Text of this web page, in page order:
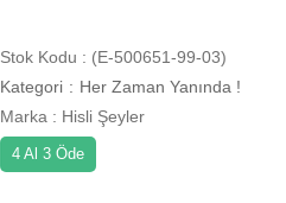
Stok Kodu
(E-500651-99-03)
Kategori : Her Zaman Yanında !
Marka : Hisli Şeyler
4 Al 3 Öde